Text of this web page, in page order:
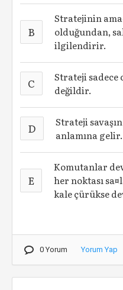
B
Stratejinin
olduğundan,
ilgilendirir.
C
Strateji sadece
değildir.
D
Strateji
anlamına gelir.
E
Komutanlar
her noktası
kale çürükse
0 Yorum Yorum Yap